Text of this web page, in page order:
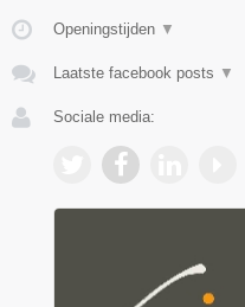
Openingstijden ▼
Laatste facebook posts ▼
Sociale media: